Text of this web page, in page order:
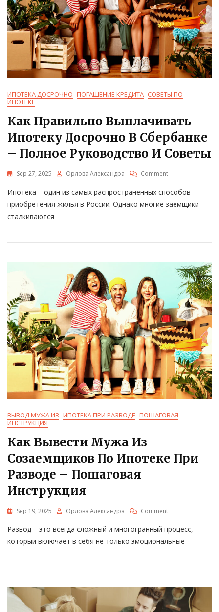
ИПОТЕКА ДОСРОЧНО ПОГАШЕНИЕ КРЕДИТА СОВЕТЫ ПО
ИПОТЕКЕ
Как Правильно Выплачивать
Ипотеку Досрочно В Сбербанке
– Полное Руководство И Советы
Sep 27, 2025 Орлова Александра CommentOn
Правильно
Выплачивать
Ипотеку
Руководство
Советы
Ипотека – один из самых распространенных способов
приобретения жилья в России. Однако многие заемщики
сталкиваются
ВЫВОД МУЖА ИЗ ИПОТЕКА ПРИ РАЗВОДЕ ПОШАГОВАЯ
ИНСТРУКЦИЯ
Как Вывести Мужа Из
Созаемщиков По Ипотеке При
Разводе – Пошаговая
Инструкция
Sep 19, 2025 Орлова Александра CommentOn
Вывести
Мужа
По
Разводе
–
Развод – это всегда сложный и многогранный процесс,
который включает в себя не только эмоциональные